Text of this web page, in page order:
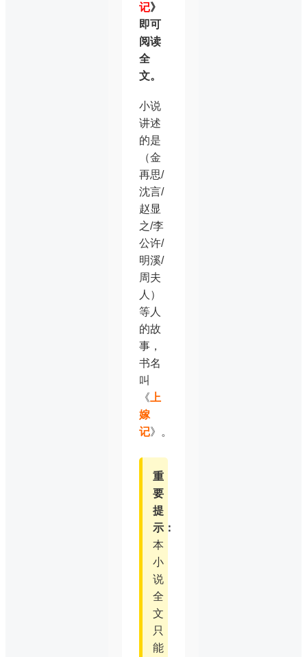
记》
即可
阅读
全
文。
小说
讲述
的是
（金
再思/
沈言/
赵显
之/李
公许/
明溪/
周夫
人）
等人
的故
事，
书名
叫
《 上
嫁
记》。
重
要
提
示：
本
小
说
全
文
只
能